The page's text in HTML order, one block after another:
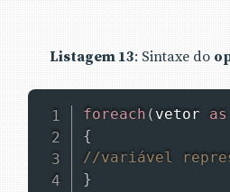
Listagem 13: Sintaxe do
foreach ( vetor as
{
//variável
}